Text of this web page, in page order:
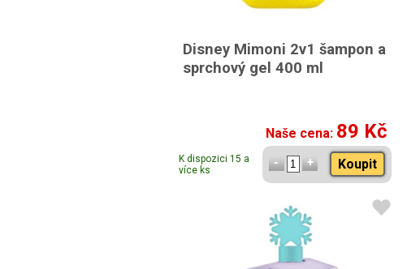
Disney Mimoni 2v1 šampon a
sprchový gel 400 ml
Naše cena: 89 Kč
K dispozici 15 a
více ks
Koupit